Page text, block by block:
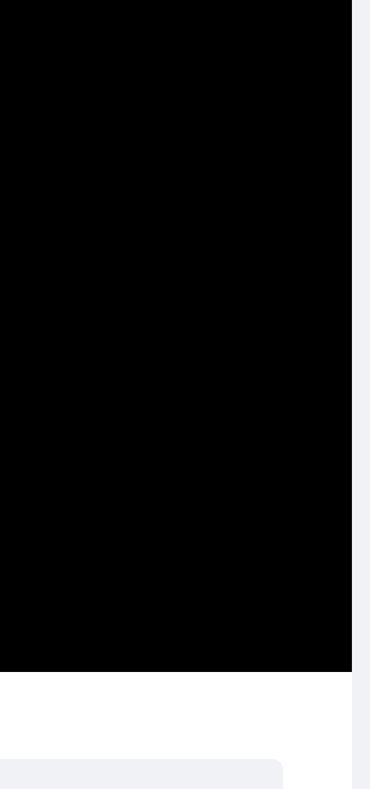
ျောလာတဲ့အထိ စစ်ချမယ်
စ် မရှိလဲကျွတ်ကျွတ်အိတ်စွပ်ပီးလုံ
င်းသီး တွေကို အသားနွှင်ထားမယ် မ
ယ် ထောပတ်ဆီ သုတ်မယ် မုန့်ကို